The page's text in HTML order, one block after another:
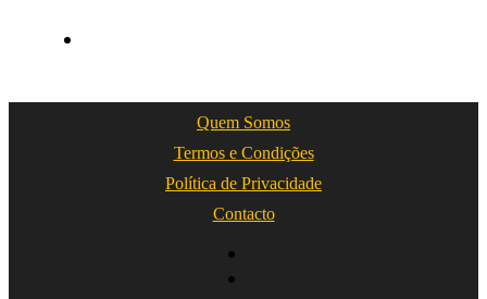
Quem Somos
Termos e Condições
Política de Privacidade
Contacto